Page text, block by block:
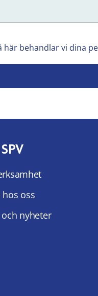
här behandlar vi dina
hos oss
och nyheter